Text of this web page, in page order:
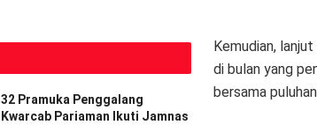
32 Pramuka Penggalang
Kwarcab Pariaman Ikuti Jamnas
Kemudian,
di bulan yang
bersama